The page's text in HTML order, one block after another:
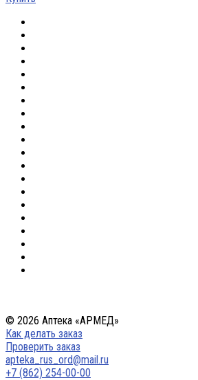
© 2026 Аптека «АРМЕД»
Как делать заказ
Проверить заказ
apteka_rus_ord@mail.ru
+7 (862) 254-00-00